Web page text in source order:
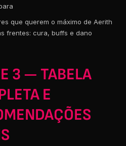
que querem o máximo de Aerith
frentes: cura, buffs e dano
3 — TABELA
E